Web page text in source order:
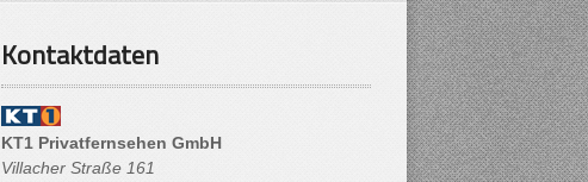
Kontaktdaten
KT1 Privatfernsehen GmbH
Villacher Straße 161